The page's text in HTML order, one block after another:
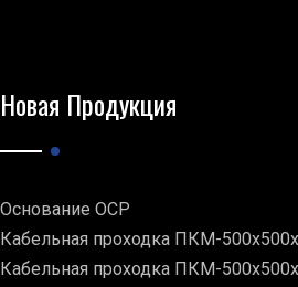
Новая Продукция
Основание ОСР
Кабельная проходка ПКМ-
Кабельная проходка ПКМ-